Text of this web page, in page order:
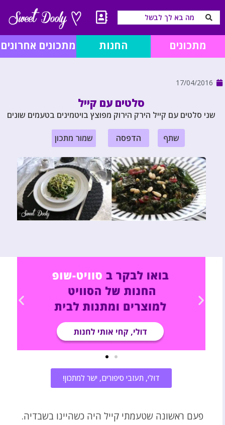
מתכונים החנות מתכונים אחרונים
17/04/2016
סלטים עם קייל
שני סלטים עם קייל הירק הירוק מפוצץ בויטמינים בטעמים שונים
שתף הדפסה שמור מתכון
דוּלי, תעזבי סיפורים, ישר למתכון!
פעם ראשונה שטעמתי קייל היה כשהיינו בשבדיה.